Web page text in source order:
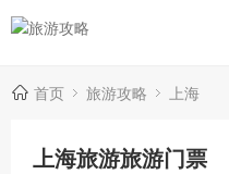
首页 旅游攻略 上海
上海旅游旅游门票